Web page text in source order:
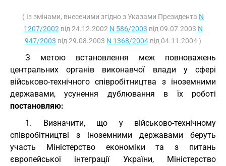
( Із змінами, внесеними згідно з Указами Президента N
1207/2002 від 24.12.2002 N 586/2003 від 09.07.2003 N
947/2003 від 29.08.2003 N 1368/2004 від 04.11.2004 )
З метою встановлення меж повноважень
центральних органів виконавчої влади у сфері
військово-технічного співробітництва з іноземними
державами, усунення дублювання в їх роботі
постановляю:
1. Визначити, що у військово-технічному
співробітництві з іноземними державами беруть
участь Міністерство економіки та з питань
європейської інтеграції України, Міністерство